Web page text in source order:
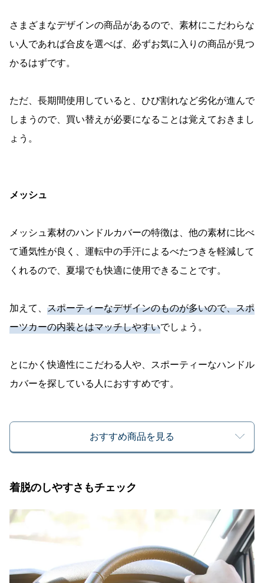
さまざまなデザインの商品があるので、素材にこだわらな
い人であれば合皮を選べば、必ずお気に入りの商品が見つ
かるはずです。
ただ、長期間使用していると、ひび割れなど劣化が進んで
しまうので、買い替えが必要になることは覚えておきまし
ょう。
メッシュ
メッシュ素材のハンドルカバーの特徴は、他の素材に比べ
て通気性が良く、運転中の手汗によるべたつきを軽減して
くれるので、夏場でも快適に使用できることです。
加えて、 スポーティーなデザインのものが多いので、スポ
ーツカーの内装とはマッチしやすいでしょう。
とにかく快適性にこだわる人や、スポーティーなハンドル
カバーを探している人におすすめです。
おすすめ商品を見る
着脱のしやすさもチェック